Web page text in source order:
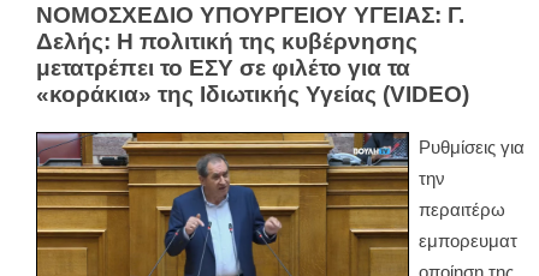
ΝΟΜΟΣΧΕΔΙΟ ΥΠΟΥΡΓΕΙΟΥ ΥΓΕΙΑΣ: Γ.
Δελής: Η πολιτική της κυβέρνησης
μετατρέπει το ΕΣΥ σε φιλέτο για τα
«κοράκια» της Ιδιωτικής Υγείας (VIDEO)
Ρυθμίσεις για
την
περαιτέρω
εμπορευματ
οποίηση της